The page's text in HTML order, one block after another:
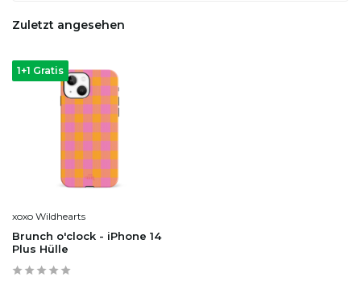
Zuletzt angesehen
1+1 Gratis
xoxo Wildhearts
Brunch o'clock - iPhone 14
Plus Hülle